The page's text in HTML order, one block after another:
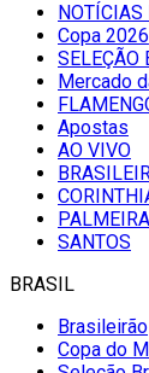
NOTÍCIAS
Copa 2026
SELEÇÃO
Mercado
Apostas
AO VIVO
SANTOS
BRASIL
Brasileirão
Copa do